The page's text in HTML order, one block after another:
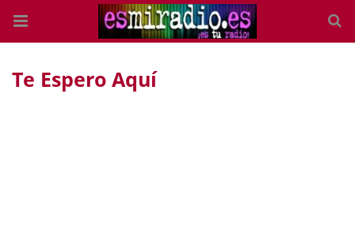
Te Espero Aquí